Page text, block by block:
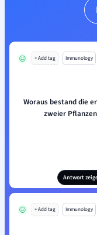
+ Add tag Immunology
Woraus bestand die
zweier
Antwort
+ Add tag Immunology